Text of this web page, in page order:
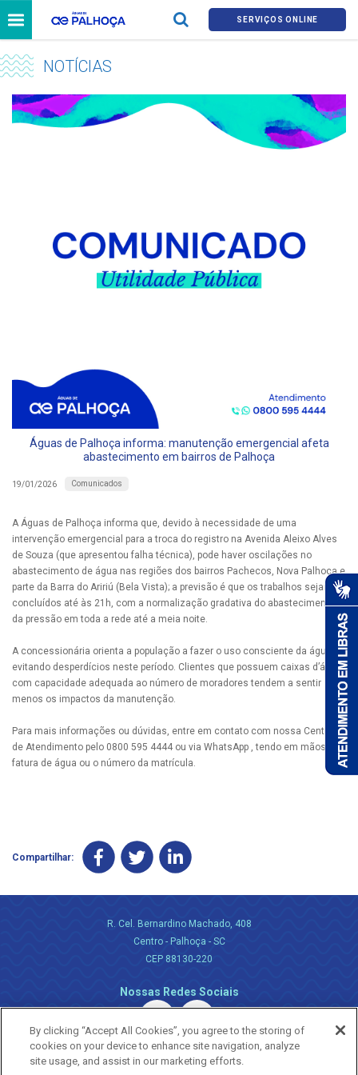
SERVIÇOS ONLINE
NOTÍCIAS
Águas de Palhoça informa: manutenção emergencial afeta
abastecimento em bairros de Palhoça
19/01/2026 Comunicados
A Águas de Palhoça informa que, devido à necessidade de uma
intervenção emergencial para a troca do registro na Avenida Aleixo Alves
de Souza (que apresentou falha técnica), pode haver oscilações no
abastecimento de água nas regiões dos bairros Pachecos, Nova Palhoça e
parte da Barra do Aririú (Bela Vista); a previsão é que os trabalhos sejam
concluídos até às 21h, com a normalização gradativa do abastecimento e
da pressão em toda a rede até a meia noite.
A concessionária orienta a população a fazer o uso consciente da água ,
evitando desperdícios neste período. Clientes que possuem caixas d’água
com capacidade adequada ao número de moradores tendem a sentir
menos os impactos da manutenção.
Para mais informações ou dúvidas, entre em contato com nossa Central
de Atendimento pelo 0800 595 4444 ou via WhatsApp , tendo em mãos a
fatura de água ou o número da matrícula.
Compartilhar:
R. Cel. Bernardino Machado, 408
Centro - Palhoça - SC
CEP 88130-220
Nossas Redes Sociais
By clicking “Accept All Cookies”, you agree to the storing of
cookies on your device to enhance site navigation, analyze
site usage, and assist in our marketing efforts.